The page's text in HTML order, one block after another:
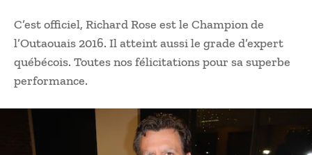
C’est officiel, Richard Rose est le Champion de
l’Outaouais 2016. Il atteint aussi le grade d’expert
québécois. Toutes nos félicitations pour sa superbe
performance.